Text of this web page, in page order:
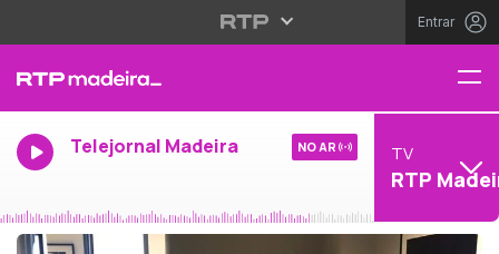
Entrar
Telejornal Madeira NO AR TV
RTP